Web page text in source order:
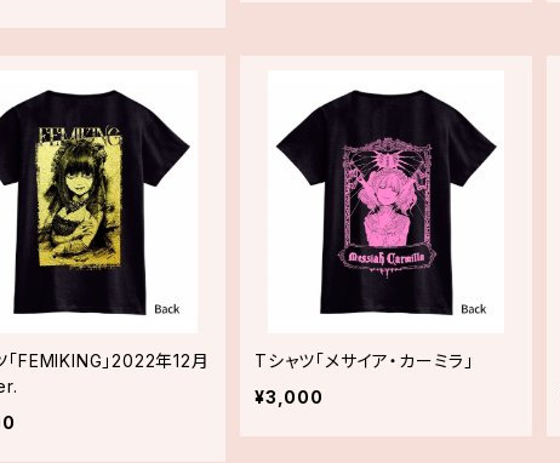
「FEMIKING」2022年12月
Tシャツ「メサイア・カーミラ」
¥3,000